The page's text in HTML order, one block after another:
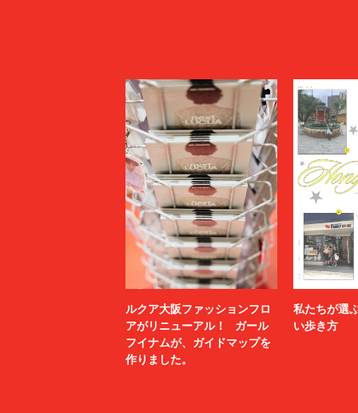
ルクア大阪ファッションフロ
アがリニューアル！ ガール
フイナムが、ガイドマップを
作りました。
私たちが選
い歩き方